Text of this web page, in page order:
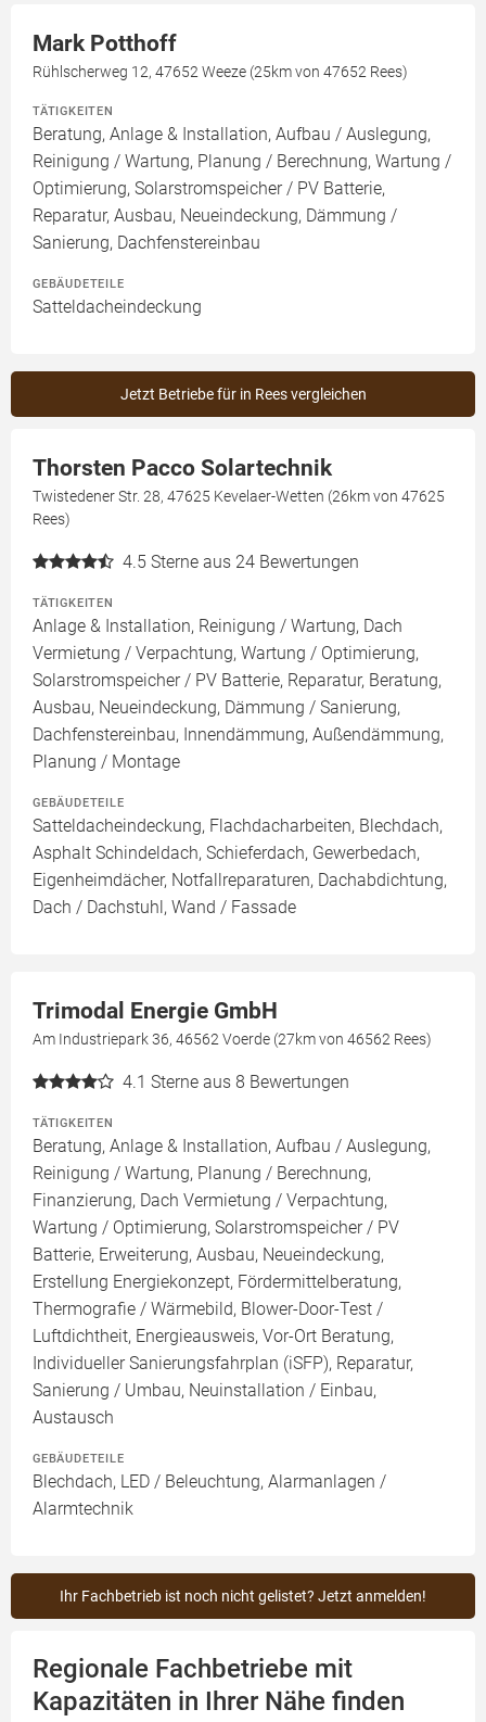
Mark Potthoff
Rühlscherweg 12, 47652 Weeze (25km von 47652 Rees)
TÄTIGKEITEN
Beratung, Anlage & Installation, Aufbau / Auslegung,
Reinigung / Wartung, Planung / Berechnung, Wartung /
Optimierung, Solarstromspeicher / PV Batterie,
Reparatur, Ausbau, Neueindeckung, Dämmung /
Sanierung, Dachfenstereinbau
GEBÄUDETEILE
Satteldacheindeckung
Jetzt Betriebe für in Rees vergleichen
Thorsten Pacco Solartechnik
Twistedener Str. 28, 47625 Kevelaer-Wetten (26km von 47625
Rees)
4.5 Sterne aus 24 Bewertungen
TÄTIGKEITEN
Anlage & Installation, Reinigung / Wartung, Dach
Vermietung / Verpachtung, Wartung / Optimierung,
Solarstromspeicher / PV Batterie, Reparatur, Beratung,
Ausbau, Neueindeckung, Dämmung / Sanierung,
Dachfenstereinbau, Innendämmung, Außendämmung,
Planung / Montage
GEBÄUDETEILE
Satteldacheindeckung, Flachdacharbeiten, Blechdach,
Asphalt Schindeldach, Schieferdach, Gewerbedach,
Eigenheimdächer, Notfallreparaturen, Dachabdichtung,
Dach / Dachstuhl, Wand / Fassade
Trimodal Energie GmbH
Am Industriepark 36, 46562 Voerde (27km von 46562 Rees)
4.1 Sterne aus 8 Bewertungen
TÄTIGKEITEN
Beratung, Anlage & Installation, Aufbau / Auslegung,
Reinigung / Wartung, Planung / Berechnung,
Finanzierung, Dach Vermietung / Verpachtung,
Wartung / Optimierung, Solarstromspeicher / PV
Batterie, Erweiterung, Ausbau, Neueindeckung,
Erstellung Energiekonzept, Fördermittelberatung,
Thermografie / Wärmebild, Blower-Door-Test /
Luftdichtheit, Energieausweis, Vor-Ort Beratung,
Individueller Sanierungsfahrplan (iSFP), Reparatur,
Sanierung / Umbau, Neuinstallation / Einbau,
Austausch
GEBÄUDETEILE
Blechdach, LED / Beleuchtung, Alarmanlagen /
Alarmtechnik
Ihr Fachbetrieb ist noch nicht gelistet? Jetzt anmelden!
Regionale Fachbetriebe mit
Kapazitäten in Ihrer Nähe finden